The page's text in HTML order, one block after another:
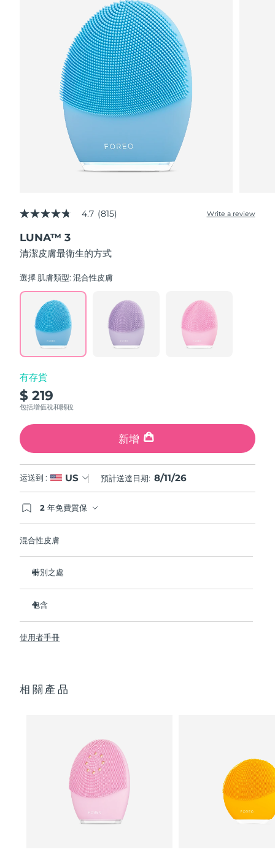
4.7
of
5
stars,
rating
Read
Reviews.
Same
page
link.
4.7 (815) Write a review
LUNA™ 3
清潔皮膚最衛生的方式
選擇 肌膚類型:混合性皮膚
有存貨
$ 219
包括增值稅和關稅
新增
运送到 : US 預計送達日期: 8/11/26
2 年免費質保
混合性皮膚
特別之處
物。
清除毛孔深處的雜質，減少爆痘的可能。
撫平細紋，幫助放鬆面部肌肉緊張點。
16檔強度，符合人體工程學的輕質設計，智能app護膚。
包含
USB 充電線
通用操作指南
使用者手冊
相關產品